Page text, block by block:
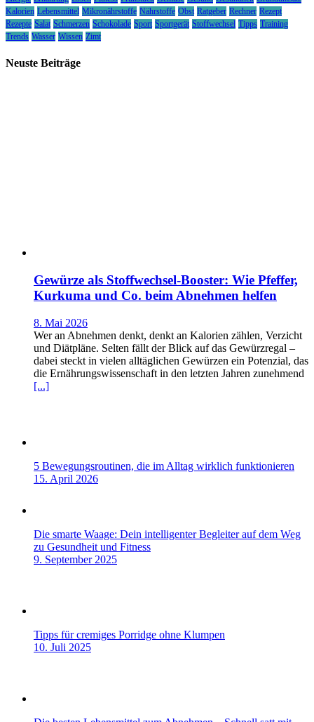
Kalorien Lebensmittel Mikronährstoffe Nährstoffe Obst Ratgeber Rechner Rezept
Rezepte Salat Schmerzen Schokolade Sport Sportgerät Stoffwechsel Tipps Training
Trends Wasser Wissen Zimt
Neuste Beiträge
Gewürze als Stoffwechsel-Booster: Wie Pfeffer,
Kurkuma und Co. beim Abnehmen helfen
8. Mai 2026
Wer an Abnehmen denkt, denkt an Kalorien zählen, Verzicht
und Diätpläne. Selten fällt der Blick auf das Gewürzregal –
dabei steckt in vielen alltäglichen Gewürzen ein Potenzial, das
die Ernährungswissenschaft in den letzten Jahren zunehmend
[...]
5 Bewegungsroutinen, die im Alltag wirklich funktionieren
15. April 2026
Die smarte Waage: Dein intelligenter Begleiter auf dem Weg
zu Gesundheit und Fitness
9. September 2025
Tipps für cremiges Porridge ohne Klumpen
10. Juli 2025